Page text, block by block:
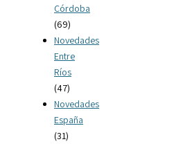
Córdoba
(69)
Novedades
Entre
Ríos
(47)
Novedades
España
(31)